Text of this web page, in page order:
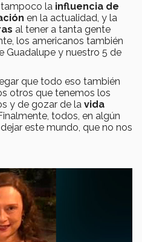
tampoco la influencia de
en la actualidad, y la
al tener a tanta gente
los americanos también
Guadalupe y nuestro 5 de
que todo eso también
otros que tenemos los
y de gozar de la vida
todos, en algún
este mundo, que no nos